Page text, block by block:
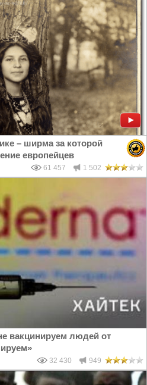
– ширма за которой
европейцев
61 457 1 502
вакцинируем людей от
32 430 949